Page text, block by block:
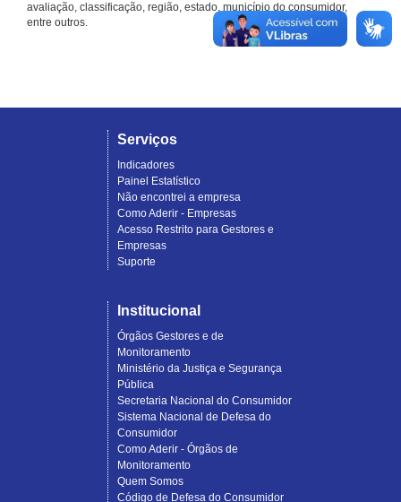
avaliação, classificação, região, estado, município do consumidor,
entre outros.
Serviços
Indicadores
Painel Estatístico
Não encontrei a empresa
Como Aderir - Empresas
Acesso Restrito para Gestores e
Empresas
Suporte
Institucional
Órgãos Gestores e de
Monitoramento
Ministério da Justiça e Segurança
Pública
Secretaria Nacional do Consumidor
Sistema Nacional de Defesa do
Consumidor
Como Aderir - Órgãos de
Monitoramento
Quem Somos
Código de Defesa do Consumidor